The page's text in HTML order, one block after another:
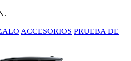
ACCESORIOS PRUEBA DE